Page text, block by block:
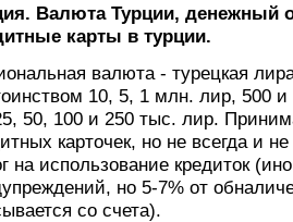
Валюта Турции, денежный
карты в турции.
валюта - турецкая
10, 5, 1 млн. лир, 500
50, 100 и 250 тыс. лир.
карточек, но не всегда и
на использование кредиток
но 5-7% от
со счета).